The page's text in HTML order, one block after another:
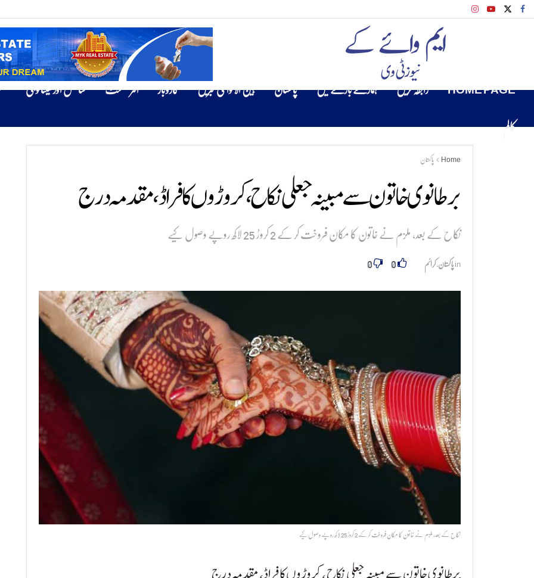
HOME PAGE رابطہ کریں ہمارے بارے میں پاکستان بین الاقوامی خبریں کاروبار انٹرٹینمنٹ سائنس اور ٹیکنالوجی
کالم
Home پاکستان
برطانوی خاتون سے مبینہ جعلی نکاح ، کروڑوں کا فراڈ، مقدمہ درج
نکاح کے بعد، ملزم نے خاتون کا مکان فروخت کر کے 2 کروڑ 25 لاکھ روپے وصول کیے
inپاکستان,کرائم 0
0
نکاح کے بعد، ملزم نے خاتون کا مکان فروخت کر کے 2 کروڑ 25 لاکھ روپے وصول کیے
برطانوی خاتون سے مبینہ جعلی نکاح ، کروڑوں کا فراڈ، مقدمہ درج